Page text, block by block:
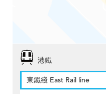
港鐵
東鐵綫 East Rail line